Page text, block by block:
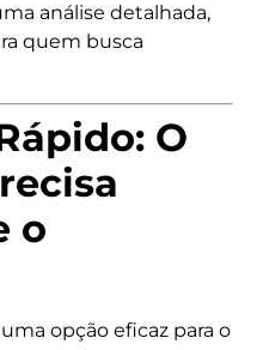
análise detalhada,
quem busca
O
o
opção eficaz para o